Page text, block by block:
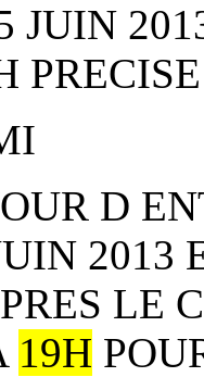
JUIN
PRECISE
D
2013
LE
19H